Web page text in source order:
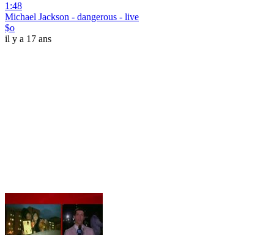
1:48
Michael Jackson - dangerous - live
$o
il y a 17 ans